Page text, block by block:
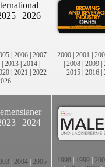
| 2026
| 2006 | 2007
| 2013 | 2014 |
| 2021 | 2022
2000 | 2001 |
| 2008 | 2009 |
2015 | 2016 |
| 2024
2004 2005
1998 1999